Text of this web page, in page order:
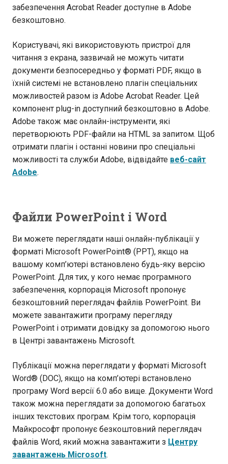
забезпечення Acrobat Reader доступне в Adobe
безкоштовно.
Користувачі, які використовують пристрої для
читання з екрана, зазвичай не можуть читати
документи безпосередньо у форматі PDF, якщо в
їхній системі не встановлено плагін спеціальних
можливостей разом із Adobe Acrobat Reader. Цей
компонент plug-in доступний безкоштовно в Adobe.
Adobe також має онлайн-інструменти, які
перетворюють PDF-файли на HTML за запитом. Щоб
отримати плагін і останні новини про спеціальні
можливості та служби Adobe, відвідайте веб-сайт
Adobe.
Файли PowerPoint і Word
Ви можете переглядати наші онлайн-публікації у
форматі Microsoft PowerPoint® (PPT), якщо на
вашому комп’ютері встановлено будь-яку версію
PowerPoint. Для тих, у кого немає програмного
забезпечення, корпорація Microsoft пропонує
безкоштовний переглядач файлів PowerPoint. Ви
можете завантажити програму перегляду
PowerPoint і отримати довідку за допомогою нього
в Центрі завантажень Microsoft.
Публікації можна переглядати у форматі Microsoft
Word® (DOC), якщо на комп’ютері встановлено
програму Word версії 6.0 або вище. Документи Word
також можна переглядати за допомогою багатьох
інших текстових програм. Крім того, корпорація
Майкрософт пропонує безкоштовний переглядач
файлів Word, який можна завантажити з Центру
завантажень Microsoft.